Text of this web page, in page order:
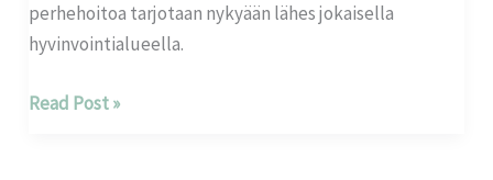
perhehoitoa tarjotaan nykyään lähes jokaisella
hyvinvointialueella.
Read Post »